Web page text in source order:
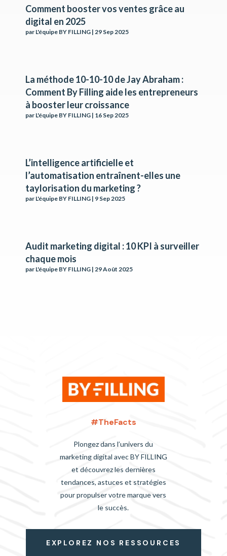
Comment booster vos ventes grâce au
digital en 2025
par L'équipe BY FILLING | 29 Sep 2025
La méthode 10-10-10 de Jay Abraham :
Comment By Filling aide les entrepreneurs
à booster leur croissance
par L'équipe BY FILLING | 16 Sep 2025
L’intelligence artificielle et
l’automatisation entraînent-elles une
taylorisation du marketing ?
par L'équipe BY FILLING | 9 Sep 2025
Audit marketing digital : 10 KPI à surveiller
chaque mois
par L'équipe BY FILLING | 29 Août 2025
#TheFacts
Plongez dans l’univers du
marketing digital avec BY FILLING
et découvrez les dernières
tendances, astuces et stratégies
pour propulser votre marque vers
le succès.
EXPLOREZ NOS RESSOURCES